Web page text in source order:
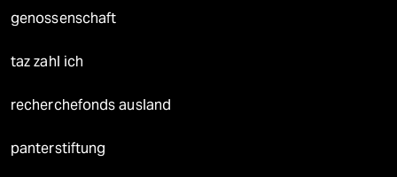
genossenschaft
taz zahl ich
recherchefonds ausland
panterstiftung